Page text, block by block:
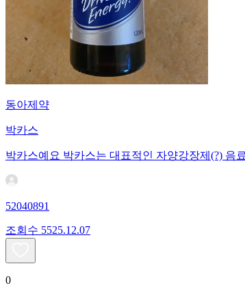
동아제약
박카스
박카스예요 박카스는 대표적인 자양강장제(?) 음
52040891
조회수 5525.12.07
0